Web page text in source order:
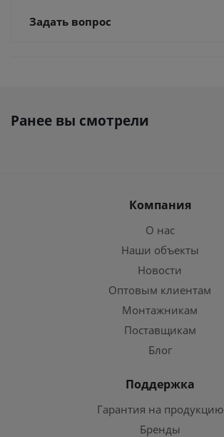
Задать вопрос
Ранее вы смотрели
Компания
О нас
Наши объекты
Новости
Оптовым клиентам
Монтажникам
Поставщикам
Блог
Поддержка
Гарантия на продукцию
Бренды